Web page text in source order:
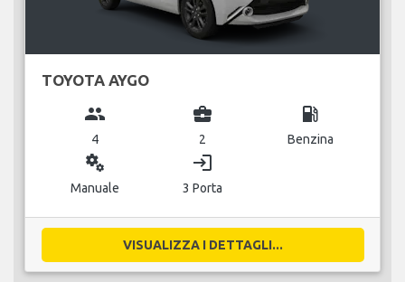
TOYOTA AYGO
group
4
business_center
2
local_gas_station
Benzina
miscellaneous_services
Manuale
login
3 Porta
VISUALIZZA I DETTAGLI...